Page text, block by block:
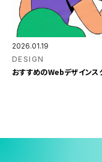
2026.01.19
DESIGN
おすすめのWebデザインス